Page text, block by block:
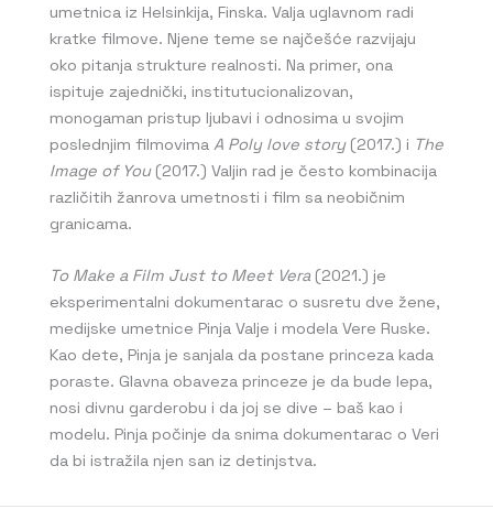
umetnica iz Helsinkija, Finska. Valja uglavnom radi
kratke filmove. Njene teme se najčešće razvijaju
oko pitanja strukture realnosti. Na primer, ona
ispituje zajednički, institutucionalizovan,
monogaman pristup ljubavi i odnosima u svojim
poslednjim filmovima A Poly love story (2017.) i The
Image of You (2017.) Valjin rad je često kombinacija
različitih žanrova umetnosti i film sa neobičnim
granicama.
To Make a Film Just to Meet Vera (2021.) je
eksperimentalni dokumentarac o susretu dve žene,
medijske umetnice Pinja Valje i modela Vere Ruske.
Kao dete, Pinja je sanjala da postane princeza kada
poraste. Glavna obaveza princeze je da bude lepa,
nosi divnu garderobu i da joj se dive – baš kao i
modelu. Pinja počinje da snima dokumentarac o Veri
da bi istražila njen san iz detinjstva.